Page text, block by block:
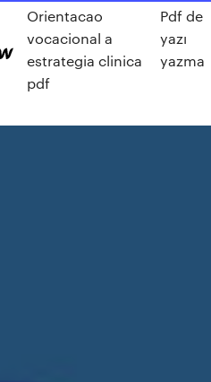
Orientacao
vocacional a
estrategia clinica
pdf
Pdf de
yazı
yazma